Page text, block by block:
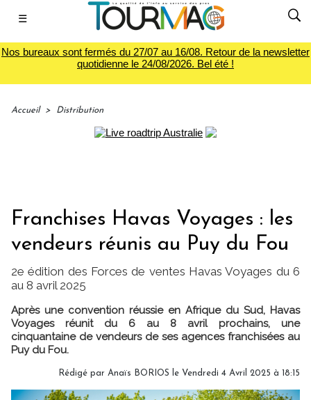
☰
Nos bureaux sont fermés du 27/07 au 16/08. Retour de la newsletter
quotidienne le 24/08/2026. Bel été !
Accueil > Distribution
Franchises Havas Voyages : les
vendeurs réunis au Puy du Fou
2e édition des Forces de ventes Havas Voyages du 6
au 8 avril 2025
Après une convention réussie en Afrique du Sud, Havas
Voyages réunit du 6 au 8 avril prochains, une
cinquantaine de vendeurs de ses agences franchisées au
Puy du Fou.
Rédigé par Anaïs BORIOS le Vendredi 4 Avril 2025 à 18:15